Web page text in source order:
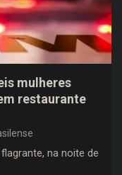
mulheres
restaurante
na noite de